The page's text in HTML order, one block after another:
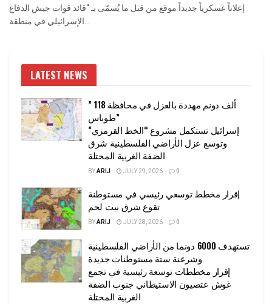
إعلاناً عسكرياً جديداً موقع من قبل ما يُسمّى بـ “قائد قوات جيش الدفاع
LATEST NEWS
” 118 ألف دونم مهددة بالعزل في محافظة
طوباس”
إسرائيل تستكمل مشروع “الخط القرمزي”
وتوسع عزل الأراضي الفلسطينية شرق
الضفة الغربية المحتلة
BYARIJ JULY 29, 2026 0
إقرار مخطط توسعي رئيسي في مستوطنة
تقوع شرق بيت لحم
BYARIJ JULY 28, 2026 0
تستهدف 6000 دونما من الأراضي الفلسطينية
وشرعنة ستة مستوطنات جديدة
إقرار مخططات توسعة رئيسية في تجمع
غوش عتصيون الاستيطاني جنوب الضفة
الغربية المحتلة